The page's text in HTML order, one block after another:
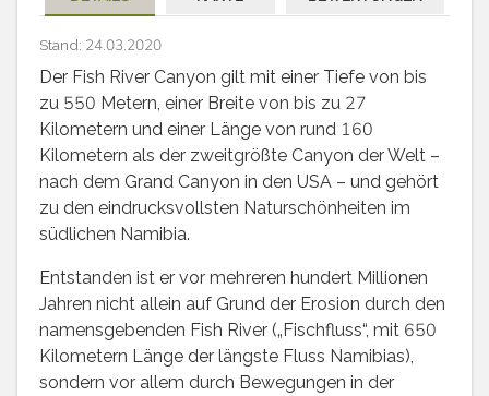
Stand: 24.03.2020
Der Fish River Canyon gilt mit einer Tiefe von bis
zu 550 Metern, einer Breite von bis zu 27
Kilometern und einer Länge von rund 160
Kilometern als der zweitgrößte Canyon der Welt –
nach dem Grand Canyon in den USA – und gehört
zu den eindrucksvollsten Naturschönheiten im
südlichen Namibia.
Entstanden ist er vor mehreren hundert Millionen
Jahren nicht allein auf Grund der Erosion durch den
namensgebenden Fish River („Fischfluss“, mit 650
Kilometern Länge der längste Fluss Namibias),
sondern vor allem durch Bewegungen in der